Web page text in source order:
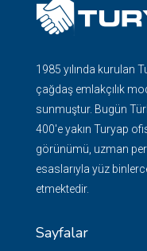
1985 yılında kurulan
çağdaş emlakçılık
sunmuştur. Bugün
400'e yakın Turyap
görünümü, uzman
esaslarıyla yüz
etmektedir.
Sayfalar